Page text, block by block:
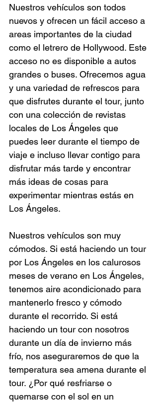
Nuestros vehículos son todos
nuevos y ofrecen un fácil acceso a
areas importantes de la ciudad
como el letrero de Hollywood. Este
acceso no es disponible a autos
grandes o buses. Ofrecemos agua
y una variedad de refrescos para
que disfrutes durante el tour, junto
con una colección de revistas
locales de Los Ángeles que
puedes leer durante el tiempo de
viaje e incluso llevar contigo para
disfrutar más tarde y encontrar
más ideas de cosas para
experimentar mientras estás en
Los Ángeles.
Nuestros vehículos son muy
cómodos. Si está haciendo un tour
por Los Ángeles en los calurosos
meses de verano en Los Ángeles,
tenemos aire acondicionado para
mantenerlo fresco y cómodo
durante el recorrido. Si está
haciendo un tour con nosotros
durante un día de invierno más
frío, nos aseguraremos de que la
temperatura sea amena durante el
tour. ¿Por qué resfriarse o
quemarse con el sol en un